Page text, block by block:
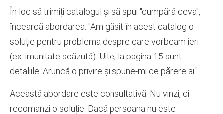
În loc să trimiți catalogul și să spui "cumpără ceva",
încearcă abordarea: "Am găsit în acest catalog o
soluție pentru problema despre care vorbeam ieri
(ex: imunitate scăzută). Uite, la pagina 15 sunt
detaliile. Aruncă o privire și spune-mi ce părere ai."
Această abordare este consultativă. Nu vinzi, ci
recomanzi o soluție. Dacă persoana nu este